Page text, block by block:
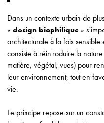
Dans un contexte urbain de
« design biophilique »
architecturale à la fois
consiste à réintroduire la
matière, végétal, vues) pour
leur environnement, tout en
vie.
Le principe repose sur un